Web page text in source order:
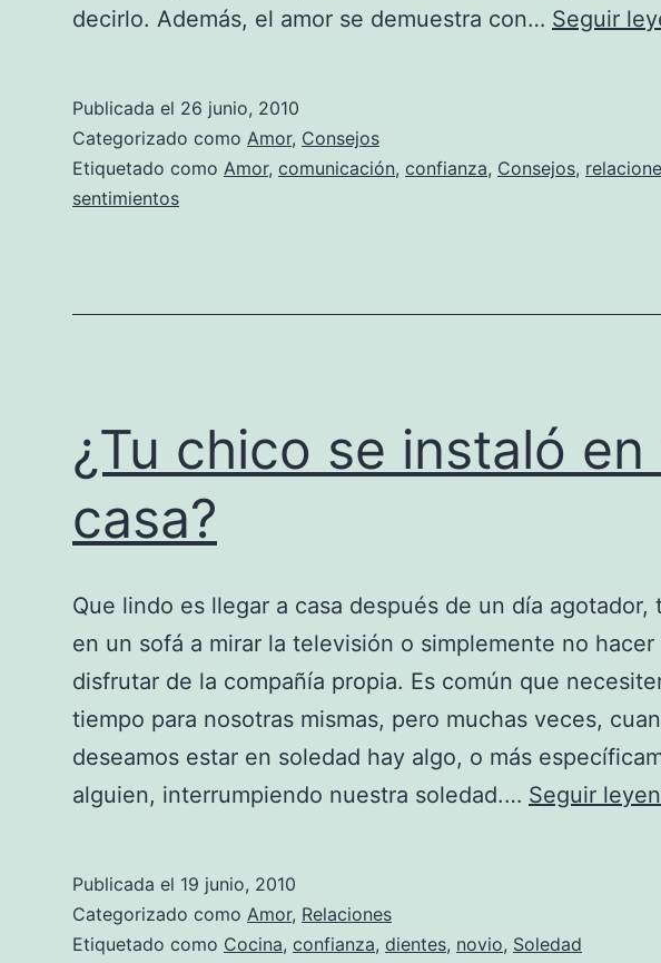
decirlo. Además, el amor se demuestra con… Seguir
Publicada el 26 junio, 2010
Categorizado como Amor, Consejos
Etiquetado como Amor, comunicación, confianza, Consejos,
sentimientos
¿Tu chico se instaló en
casa?
Que lindo es llegar a casa después de un día agotador,
en un sofá a mirar la televisión o simplemente no hacer
disfrutar de la compañía propia. Es común que
tiempo para nosotras mismas, pero muchas veces,
deseamos estar en soledad hay algo, o más
alguien, interrumpiendo nuestra soledad.… Seguir
Publicada el 19 junio, 2010
Categorizado como Amor, Relaciones
Etiquetado como Cocina, confianza, dientes, novio, Soledad